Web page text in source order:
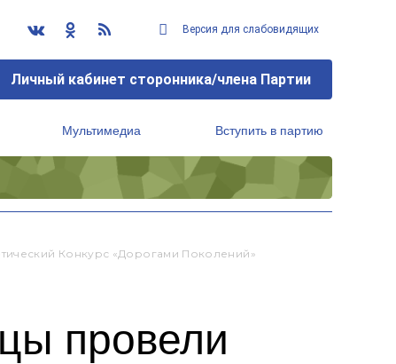
Версия для слабовидящих
Личный кабинет сторонника/члена Партии
Мультимедиа Вступить в партию
Конкурс «Дорогами Поколений»
провели